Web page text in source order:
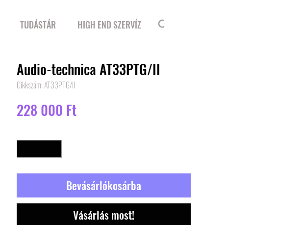
TUDÁSTÁR HIGH END SZERVÍZ
Audio-technica AT33PTG/II
Cikkszám: AT33PTG/II
228 000 FtÁr
Bevásárlókosárba
Vásárlás most!